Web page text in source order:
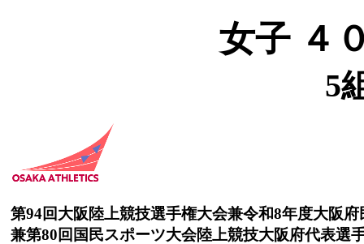
女子 ４
5
第94回大阪陸上競技選手権大会兼令和8年度大阪
兼第80回国民スポーツ大会陸上競技大阪府代表選